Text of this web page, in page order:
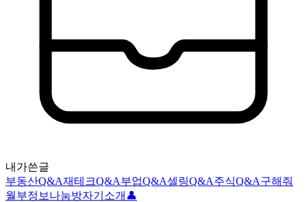
내가쓴글
부동산Q&A재테크Q&A부업Q&A셀링Q&A주식Q&A구해줘
월부정보나눔방자기소개👤